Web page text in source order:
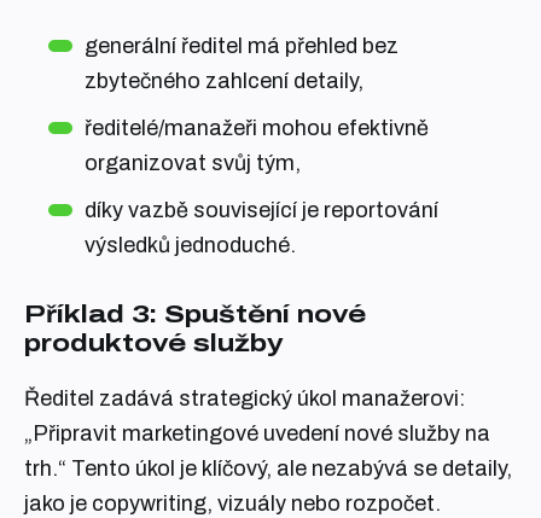
generální ředitel má přehled bez
zbytečného zahlcení detaily,
ředitelé/manažeři mohou efektivně
organizovat svůj tým,
díky vazbě související je reportování
výsledků jednoduché.
Příklad 3: Spuštění nové
produktové služby
Ředitel zadává strategický úkol manažerovi:
„Připravit marketingové uvedení nové služby na
trh.“ Tento úkol je klíčový, ale nezabývá se detaily,
jako je copywriting, vizuály nebo rozpočet.